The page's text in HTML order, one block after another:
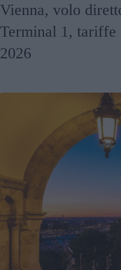
Vienna, volo
Terminal 1, tariffe
2026